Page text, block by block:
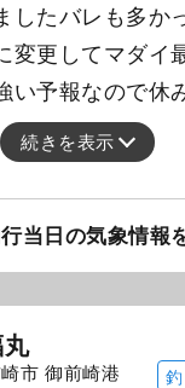
したバレも多か
変更してマダイ
い予報なので休
続きを表示
当日の気象情報
市 御前崎港